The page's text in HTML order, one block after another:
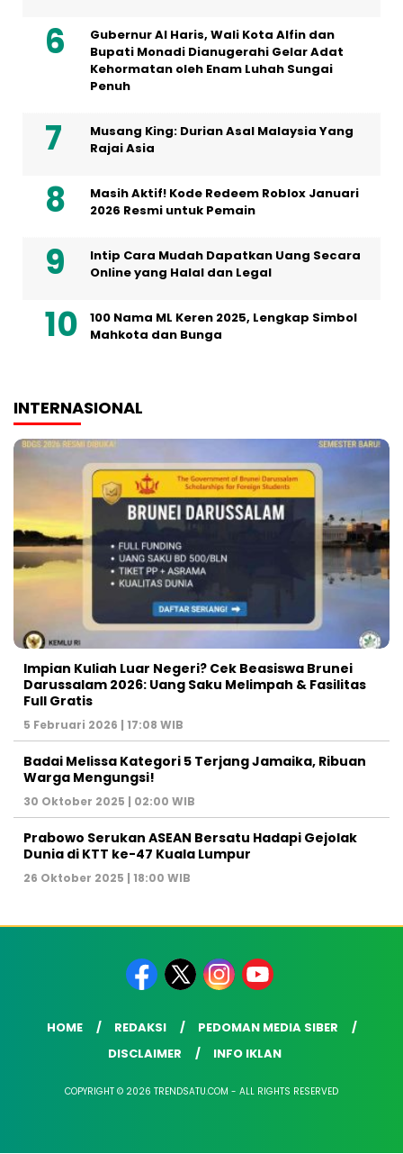
Gubernur Al Haris, Wali Kota Alfin dan
Bupati Monadi Dianugerahi Gelar Adat
Kehormatan oleh Enam Luhah Sungai
Penuh
Musang King: Durian Asal Malaysia Yang
Rajai Asia
Masih Aktif! Kode Redeem Roblox Januari
2026 Resmi untuk Pemain
Intip Cara Mudah Dapatkan Uang Secara
Online yang Halal dan Legal
100 Nama ML Keren 2025, Lengkap Simbol
Mahkota dan Bunga
INTERNASIONAL
Impian Kuliah Luar Negeri? Cek Beasiswa Brunei
Darussalam 2026: Uang Saku Melimpah & Fasilitas
Full Gratis
5 Februari 2026 | 17:08 WIB
Badai Melissa Kategori 5 Terjang Jamaika, Ribuan
Warga Mengungsi!
30 Oktober 2025 | 02:00 WIB
Prabowo Serukan ASEAN Bersatu Hadapi Gejolak
Dunia di KTT ke-47 Kuala Lumpur
26 Oktober 2025 | 18:00 WIB
HOME REDAKSI
PEDOMAN MEDIA SIBER
DISCLAIMER
INFO IKLAN
COPYRIGHT © 2026 TRENDSATU.COM - ALL RIGHTS RESERVED